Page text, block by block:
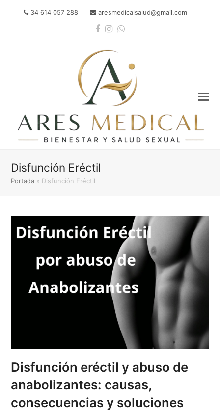
34 614 057 288 aresmedicalsalud@gmail.com
Facebook
Instagram
Whatsapp
Disfunción Eréctil
Portada » Disfunción Eréctil
Disfunción eréctil y abuso de
anabolizantes: causas,
consecuencias y soluciones